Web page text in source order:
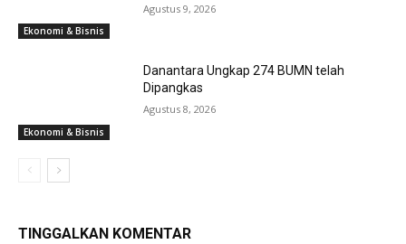
Ekonomi & Bisnis
Agustus 9, 2026
Ekonomi & Bisnis
Danantara Ungkap 274 BUMN telah
Dipangkas
Agustus 8, 2026
TINGGALKAN KOMENTAR